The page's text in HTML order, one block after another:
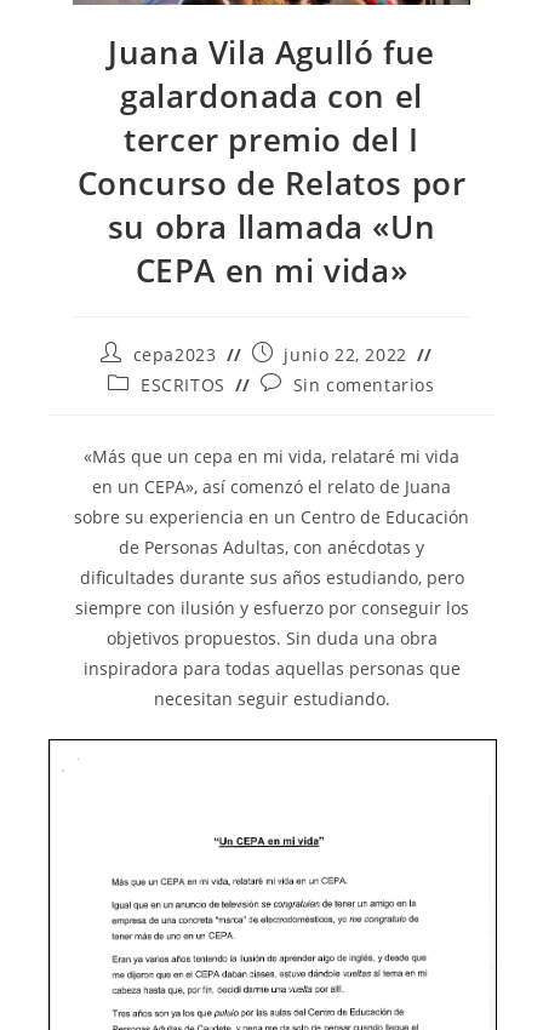
Juana Vila Agulló fue
galardonada con el
tercer premio del I
Concurso de Relatos por
su obra llamada «Un
CEPA en mi vida»
Autor
de
la
cepa2023
Publicación
de
la
junio 22, 2022
Categoría
entrada:
ESCRITOS
Comentarios
entrada:
Sin comentarios
«Más que un cepa en mi vida, relataré mi vida
en un CEPA», así comenzó el relato de Juana
sobre su experiencia en un Centro de Educación
de Personas Adultas, con anécdotas y
dificultades durante sus años estudiando, pero
siempre con ilusión y esfuerzo por conseguir los
objetivos propuestos. Sin duda una obra
inspiradora para todas aquellas personas que
necesitan seguir estudiando.